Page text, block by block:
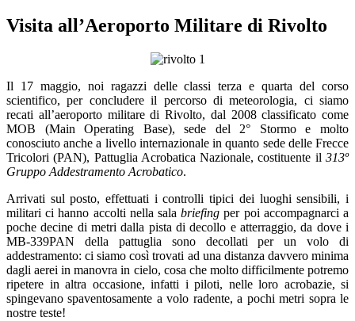
Visita all’Aeroporto Militare di Rivolto
Il 17 maggio, noi ragazzi delle classi terza e quarta del corso
scientifico, per concludere il percorso di meteorologia, ci siamo
recati all’aeroporto militare di Rivolto, dal 2008 classificato come
MOB (Main Operating Base), sede del 2° Stormo e molto
conosciuto anche a livello internazionale in quanto sede delle Frecce
Tricolori (PAN), Pattuglia Acrobatica Nazionale, costituente il 313º
Gruppo Addestramento Acrobatico.
Arrivati sul posto, effettuati i controlli tipici dei luoghi sensibili, i
militari ci hanno accolti nella salabriefing per poi accompagnarci a
poche decine di metri dalla pista di decollo e atterraggio, da dove i
MB-339PAN della pattuglia sono decollati per un volo di
addestramento: ci siamo così trovati ad una distanza davvero minima
dagli aerei in manovra in cielo, cosa che molto difficilmente potremo
ripetere in altra occasione, infatti i piloti, nelle loro acrobazie, si
spingevano spaventosamente a volo radente, a pochi metri sopra le
nostre teste!